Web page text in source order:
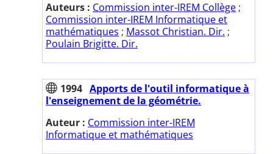
Auteurs : Commission inter-IREM Collège ;
Commission inter-IREM Informatique et
mathématiques ; Massot Christian. Dir. ;
Poulain Brigitte. Dir.
1994 Apports de l'outil informatique à
l'enseignement de la géométrie.
Auteur : Commission inter-IREM
Informatique et mathématiques